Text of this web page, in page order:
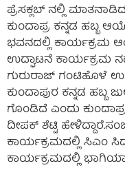
ಪ್ರೆಸಕ್ಲಬ್ ನಲ್ಲಿ
ಕುಂದಾಪ್ರ ಕನ್ನಡ ಹಬ್ಬ
ಭವನದಲ್ಲಿ ಕಾರ್ಯಕ್ರಮ
ಉದ್ಘಾಟನೆ ಕಾರ್ಯಕ್ರಮ
ಗುರುರಾಜ್ ಗಂಟಿಹೊಳೆ
ಕುಂದಾಪುರ ಕನ್ನಡ ಹಬ್ಬ
ಗೊಂಡಿದೆ ಎಂದು
‌ದೀಪಕ್ ಶೆಟ್ಟಿ
ಕಾರ್ಯಕ್ರಮದಲ್ಲಿ ಸಿಎಂ
ಕಾರ್ಯಕ್ರಮದಲ್ಲಿ